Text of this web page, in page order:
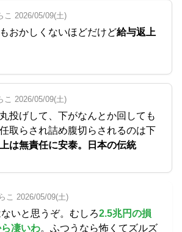
こ 2026/05/09(土)
おかしくないほどだけど給与返上
こ 2026/05/09(土)
投げして、下がなんとか回しても
取らされ詰め腹切らされるのは下
上は無責任に安泰。日本の伝統
こ 2026/05/09(土)
いと思うぞ。むしろ2.5兆円の損
凄いわ。ふつうなら怖くてズルズ